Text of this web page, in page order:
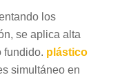
los
se aplica alta
fundido. plástico
simultáneo en